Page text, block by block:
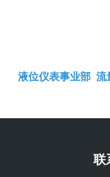
液位仪表事业部 流
联